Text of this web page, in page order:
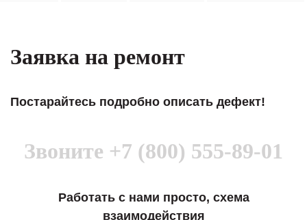
Заявка на ремонт
Постарайтесь подробно описать дефект!
Звоните +7 (800) 555-89-01
Работать с нами просто, схема
взаимодействия